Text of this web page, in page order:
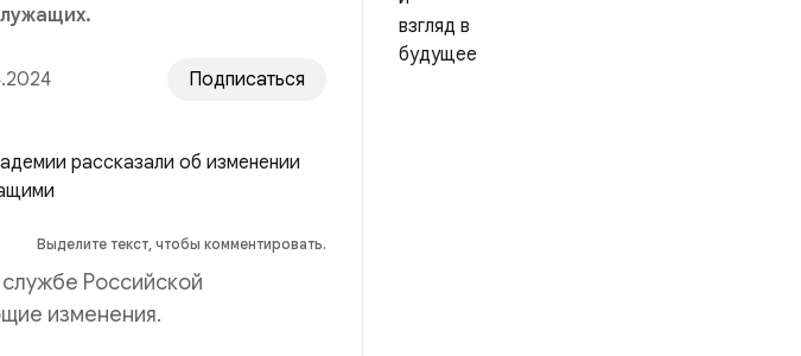
Подписаться
Выделите текст, чтобы комментировать.
Российской
изменения.